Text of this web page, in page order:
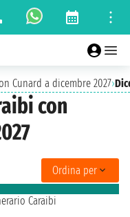
Cunard a dicembre 2027›
con
Ordina per